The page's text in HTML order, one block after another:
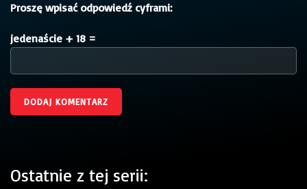
Proszę wpisać odpowiedź cyframi:
jedenaście + 18 =
Ostatnie z tej serii: